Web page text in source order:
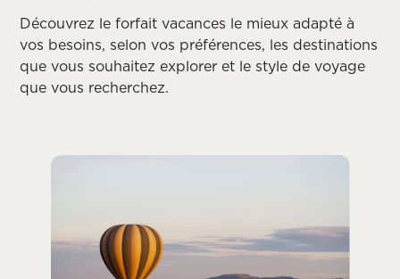
Découvrez le forfait vacances le mieux adapté à
vos besoins, selon vos préférences, les destinations
que vous souhaitez explorer et le style de voyage
que vous recherchez.